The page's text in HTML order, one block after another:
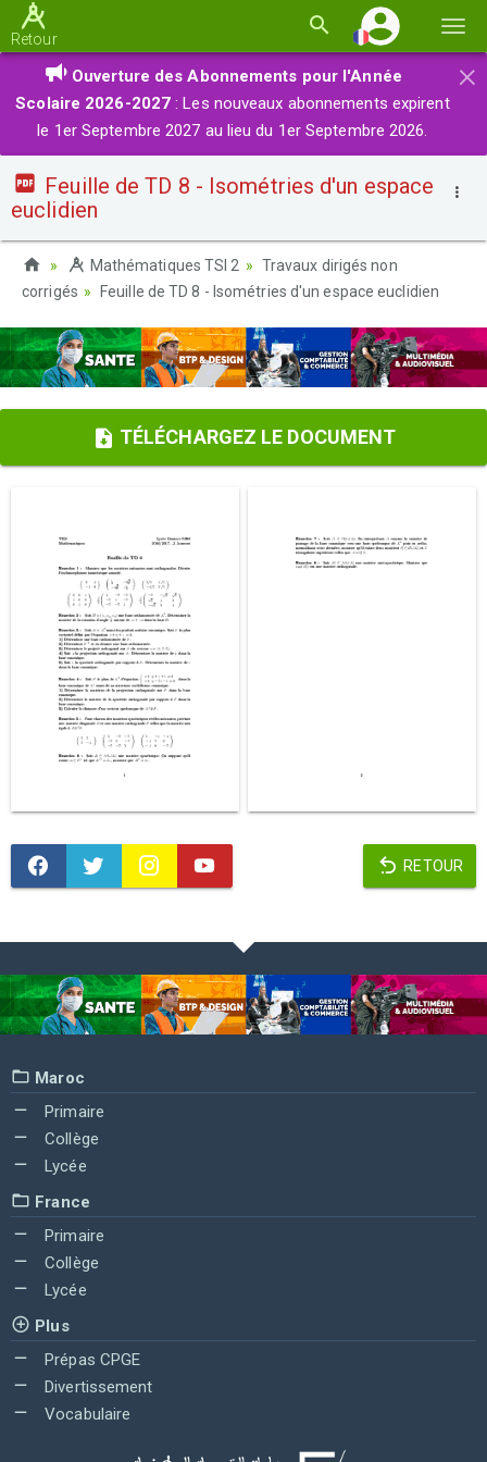
la
Retour
×
Ouverture des Abonnements pour l'Année
Scolaire 2026-2027 : Les nouveaux abonnements expirent
le 1er Septembre 2027 au lieu du 1er Septembre 2026.
Feuille de TD 8 - Isométries d'un espace
euclidien
Mathématiques TSI 2
Travaux dirigés non
corrigés
Feuille de TD 8 - Isométries d'un espace euclidien
TÉLÉCHARGEZ LE DOCUMENT
RETOUR
Maroc
Primaire
Collège
Lycée
France
Primaire
Collège
Lycée
Plus
Prépas CPGE
Divertissement
Vocabulaire